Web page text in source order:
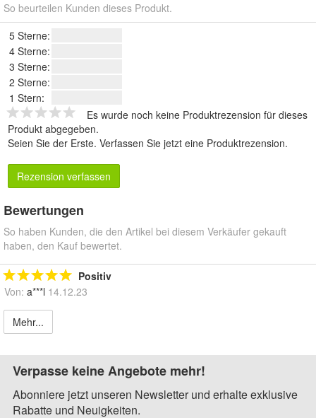
So beurteilen Kunden dieses Produkt.
5 Sterne:
4 Sterne:
3 Sterne:
2 Sterne:
1 Stern:
Es wurde noch keine Produktrezension für dieses
Produkt abgegeben.
Seien Sie der Erste. Verfassen Sie jetzt eine Produktrezension.
Rezension verfassen
Bewertungen
So haben Kunden, die den Artikel bei diesem Verkäufer gekauft
haben, den Kauf bewertet.
Positiv
Von: a***l 14.12.23
Mehr...
Verpasse keine Angebote mehr!
Abonniere jetzt unseren Newsletter und erhalte exklusive
Rabatte und Neuigkeiten.